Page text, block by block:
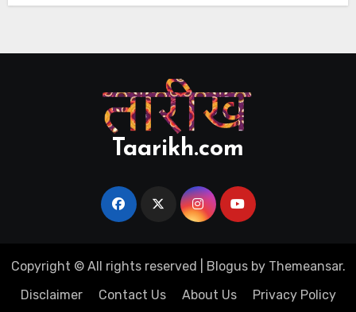
Taarikh.com
Copyright © All rights reserved Blogusby Themeansar.
Disclaimer
Contact Us About Us Privacy Policy